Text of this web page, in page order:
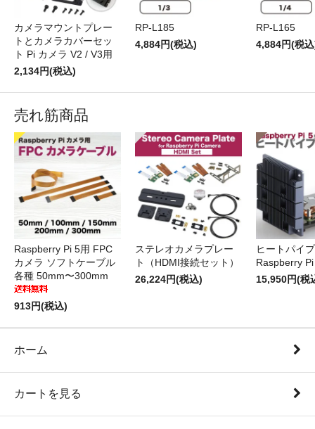
カメラマウントプレー
トとカメラカバーセッ
ト Pi カメラ V2 / V3用
2,134円(税込)
RP-L185
4,884円(税込)
RP-L165
4,884円(税
売れ筋商品
Raspberry Pi 5用 FPC
カメラ ソフトケーブル
各種 50mm〜300mm
913円(税込)
ステレオカメラプレー
ト（HDMI接続セット）
26,224円(税込)
ヒートパイ
Raspberry
15,950円(税
ホーム
カートを見る